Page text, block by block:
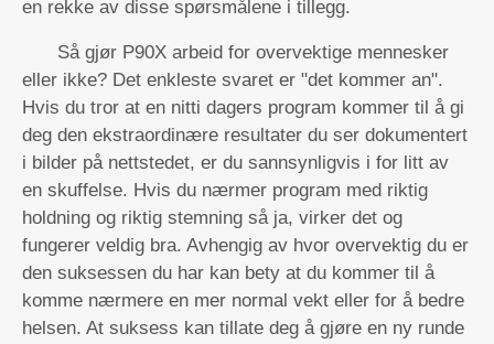
en rekke av disse spørsmålene i tillegg.
Så gjør P90X arbeid for overvektige mennesker
eller ikke? Det enkleste svaret er "det kommer an".
Hvis du tror at en nitti dagers program kommer til å gi
deg den ekstraordinære resultater du ser dokumentert
i bilder på nettstedet, er du sannsynligvis i for litt av
en skuffelse. Hvis du nærmer program med riktig
holdning og riktig stemning så ja, virker det og
fungerer veldig bra. Avhengig av hvor overvektig du er
den suksessen du har kan bety at du kommer til å
komme nærmere en mer normal vekt eller for å bedre
helsen. At suksess kan tillate deg å gjøre en ny runde